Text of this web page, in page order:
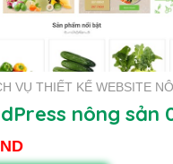
VỤ THIẾT KẾ WEBSITE
nông sản